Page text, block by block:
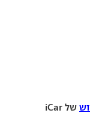
של iCar